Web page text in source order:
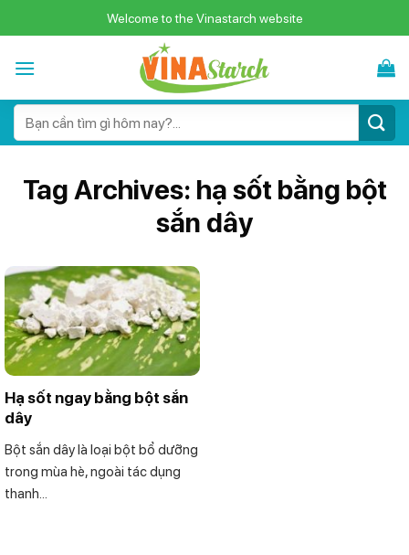
to
Welcome to the Vinastarch website
for:
Tag Archives: hạ sốt bằng bột
sắn dây
Hạ sốt ngay bằng bột sắn
dây
Bột sắn dây là loại bột bổ dưỡng
trong mùa hè, ngoài tác dụng
thanh...